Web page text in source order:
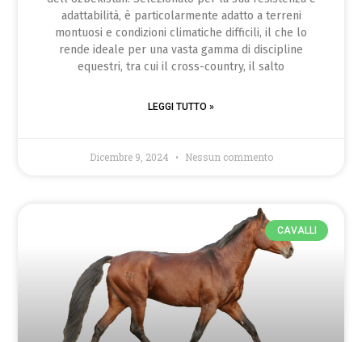
adattabilità, è particolarmente adatto a terreni
montuosi e condizioni climatiche difficili, il che lo
rende ideale per una vasta gamma di discipline
equestri, tra cui il cross-country, il salto
LEGGI TUTTO »
Dicembre 9, 2024 Nessun commento
CAVALLI